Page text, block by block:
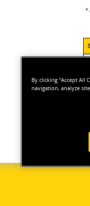
*
By clicking “Accept All
navigation, analyze